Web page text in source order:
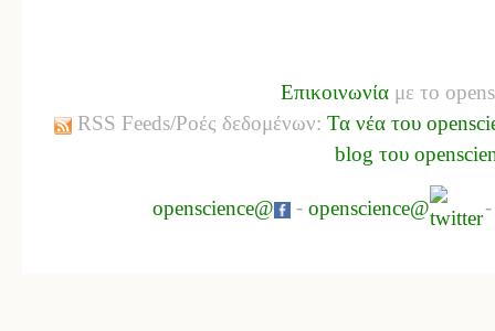
Επικοινωνία με το
RSS Feeds/Ροές δεδομένων: Τα νέα του
blog του
openscience@ - openscience@